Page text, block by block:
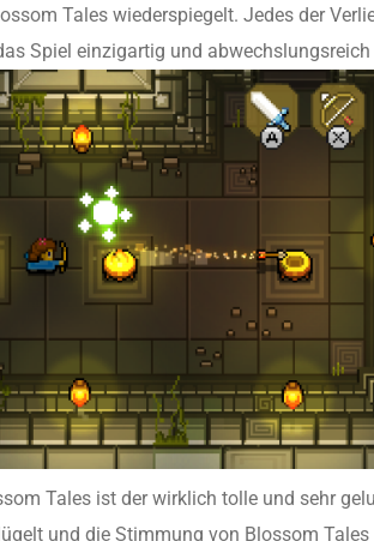
Tales wiederspiegelt. Jedes der
Spiel einzigartig und abwechslungsreich
Tales ist der wirklich tolle und sehr
und die Stimmung von Blossom